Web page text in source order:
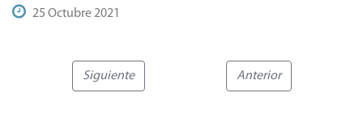
25 Octubre 2021
Siguiente Anterior